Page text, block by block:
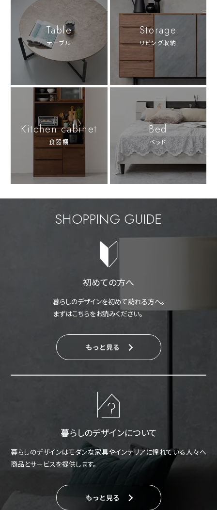
Table
テーブル
Storage
リビング収納
Kitchen cabinet
食器棚
Bed
ベッド
SHOPPING GUIDE
初めての方へ
暮らしのデザインを初めて訪れる方へ。
まずはこちらをお読みください。
もっと見る
暮らしのデザインについて
暮らしのデザインはモダンな家具やインテリアに憧れている人々へ
商品とサービスを提供します。
もっと見る